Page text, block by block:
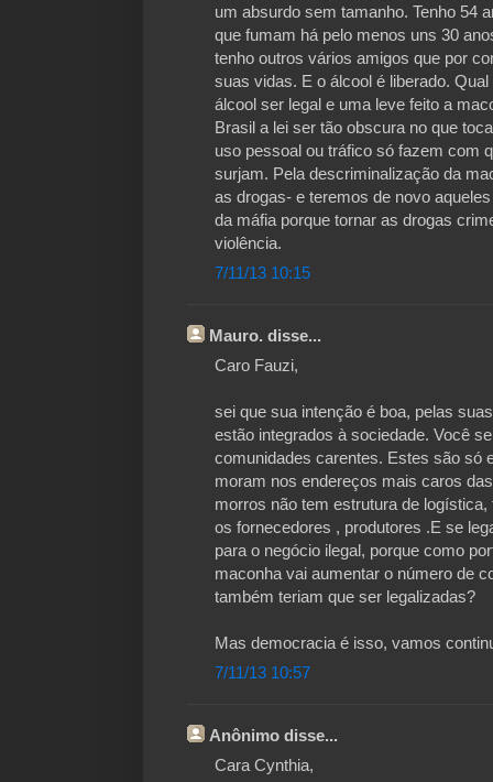
um absurdo sem tamanho. Tenho 54
que fumam há pelo menos uns 30
tenho outros vários amigos que por
suas vidas. E o álcool é liberado.
álcool ser legal e uma leve feito a
Brasil a lei ser tão obscura no que
uso pessoal ou tráfico só fazem com
surjam. Pela descriminalização da
as drogas- e teremos de novo
da máfia porque tornar as drogas
violência.
7/11/13 10:15
Mauro. disse...
Caro Fauzi,
sei que sua intenção é boa, pelas
estão integrados à sociedade. Você
comunidades carentes. Estes são só
moram nos endereços mais caros
morros não tem estrutura de
os fornecedores , produtores .E se
para o negócio ilegal, porque como
maconha vai aumentar o número de
também teriam que ser legalizadas?
Mas democracia é isso, vamos
7/11/13 10:57
Anônimo disse...
Cara Cynthia,